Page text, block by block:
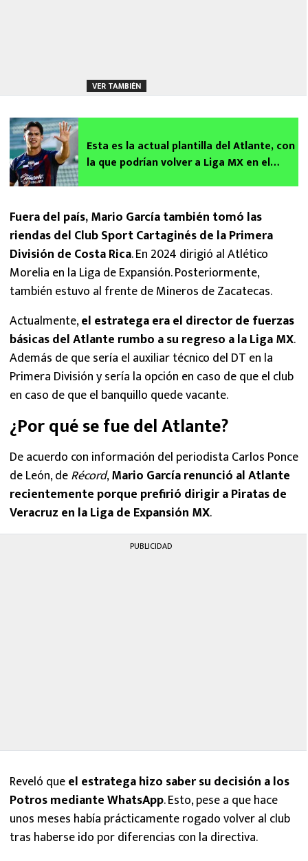
VER TAMBIÉN
Esta es la actual plantilla del Atlante, con
la que podrían volver a Liga MX en el
Fuera del país, Mario García también tomó las
riendas del Club Sport Cartaginés de la Primera
División de Costa Rica. En 2024 dirigió al Atlético
Morelia en la Liga de Expansión. Posteriormente,
también estuvo al frente de Mineros de Zacatecas.
Actualmente,el estratega era el director de fuerzas
básicas del Atlante rumbo a su regreso a la Liga MX.
Además de que sería el auxiliar técnico del DT en la
Primera División y sería la opción en caso de que el club
en caso de que el banquillo quede vacante.
¿Por qué se fue del Atlante?
De acuerdo con información del periodista Carlos Ponce
de León, deRécord,Mario García renunció al Atlante
recientemente porque prefirió dirigir a Piratas de
Veracruz en la Liga de Expansión MX.
PUBLICIDAD
Reveló queel estratega hizo saber su decisión a los
Potros mediante WhatsApp. Esto, pese a que hace
unos meses había prácticamente rogado volver al club
tras haberse ido por diferencias con la directiva.